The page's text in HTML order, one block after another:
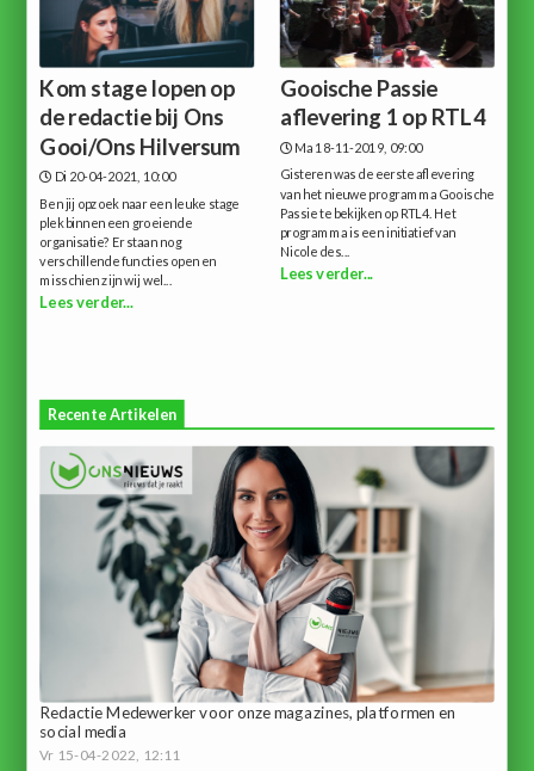
Kom stage lopen op
de redactie bij Ons
Gooi/Ons Hilversum
Di 20-04-2021, 10:00
Ben jij opzoek naar een leuke stage
plek binnen een groeiende
organisatie? Er staan nog
verschillende functies open en
misschien zijn wij wel...
Lees verder...
Gooische Passie
aflevering 1 op RTL4
Ma 18-11-2019, 09:00
Gisteren was de eerste aflevering
van het nieuwe programma Gooische
Passie te bekijken op RTL4. Het
programma is een initiatief van
Nicole des...
Lees verder...
Recente Artikelen
Redactie Medewerker voor onze magazines, platformen en
social media
Vr 15-04-2022, 12:11